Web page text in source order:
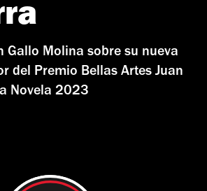
Gallo Molina sobre su nueva
del Premio Bellas Artes Juan
Novela 2023